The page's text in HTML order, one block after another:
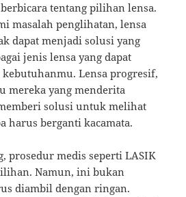
tentang pilihan lensa.
masalah penglihatan, lensa
dapat menjadi solusi yang
jenis lensa yang dapat
Lensa progresif,
mereka yang menderita
solusi untuk melihat
harus berganti kacamata.
prosedur medis seperti LASIK
Namun, ini bukan
diambil dengan ringan.